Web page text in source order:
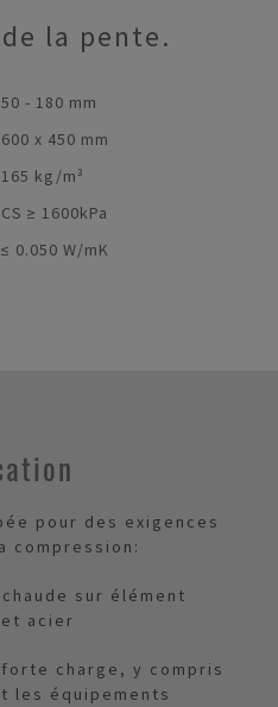
la pente.
50 - 180 mm
600 x 450 mm
165 kg/m³
CS ≥ 1600kPa
≤ 0.050 W/mK
pour des exigences
compression:
sur élément
acier
charge, y compris
les équipements